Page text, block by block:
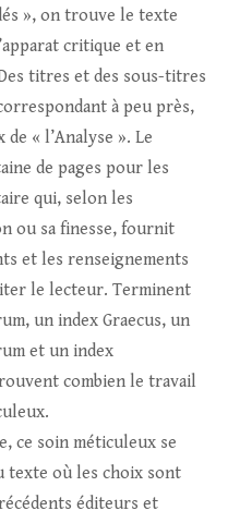
», on trouve le texte
critique et en
titres et des sous-titres
à peu près,
« l’Analyse ». Le
de pages pour les
qui, selon les
ou sa finesse, fournit
et les renseignements
le lecteur. Terminent
un index Graecus, un
et un index
combien le travail
ce soin méticuleux se
texte où les choix sont
éditeurs et